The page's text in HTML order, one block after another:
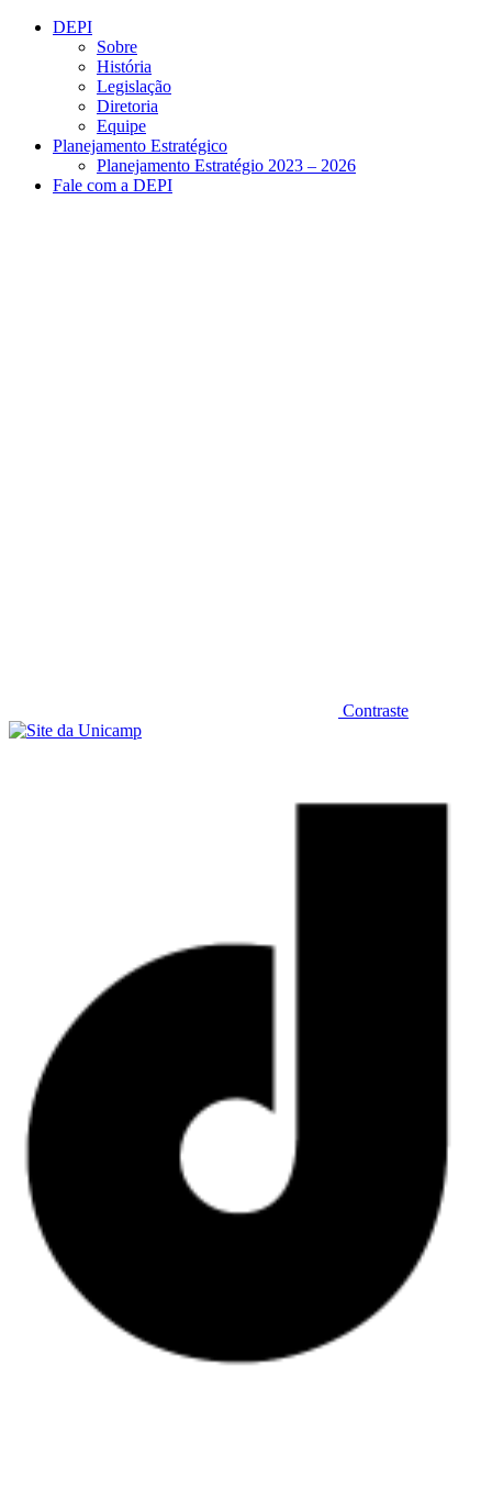
Conteúdo principal
DEPI
Sobre
História
Legislação
Diretoria
Equipe
Planejamento Estratégico
Planejamento Estratégio 2023 – 2026
Fale com a DEPI
Contraste